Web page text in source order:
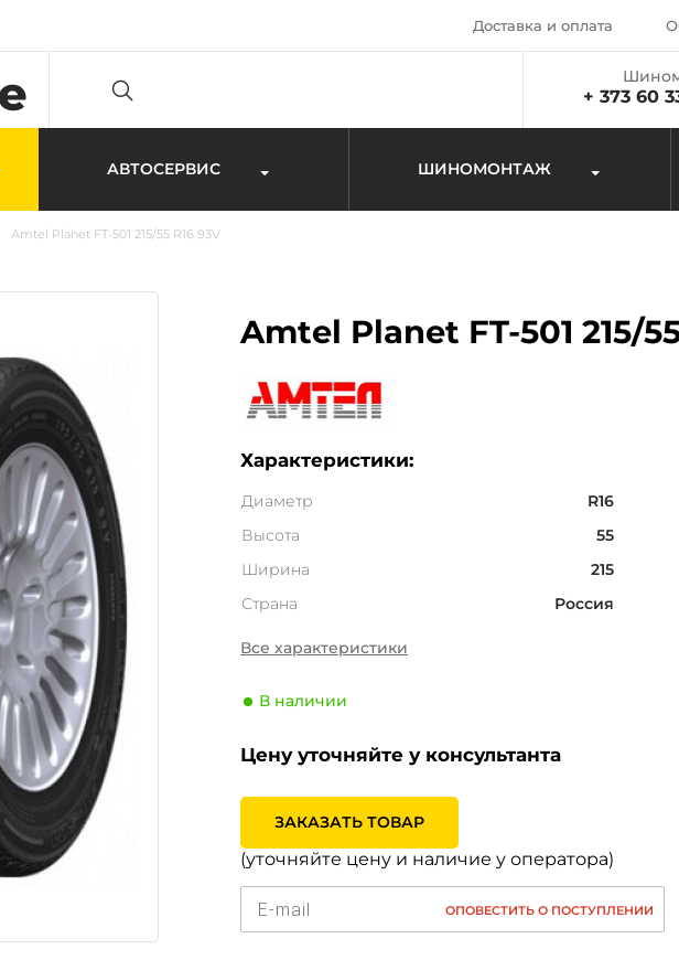
Доставка и оплата
+ 373 60
АВТОСЕРВИС ШИНОМОНТАЖ
Amtel Planet FT-501 215/55 R16 93V
Amtel Planet FT-501 215/
Характеристики:
Диаметр
R16
Высота
55
Ширина
215
Страна
Россия
Сезонность
средства
Индекс скорости
V (240 км/ч)
Индекс нагрузки
Все характеристики
В наличии
Цену уточняйте у консультанта
ЗАКАЗАТЬ ТОВАР
(уточняйте цену и наличие у оператора)
ОПОВЕСТИТЬ О ПОСТУПЛЕНИИ